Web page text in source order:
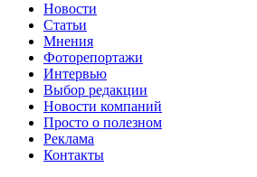
Новости
Статьи
Мнения
Фоторепортажи
Интервью
Выбор редакции
Новости компаний
Просто о полезном
Реклама
Контакты